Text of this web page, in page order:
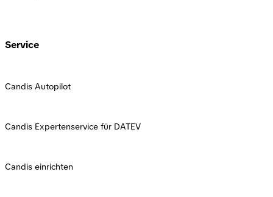
Service
Candis Autopilot
Candis Expertenservice für DATEV
Candis einrichten